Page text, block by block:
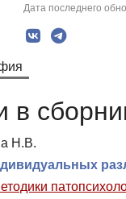
Дата последнего
в
Н.В.